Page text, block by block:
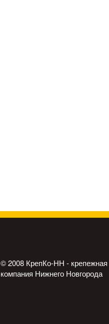
© 2008 КрепКо-НН - крепежная
компания Нижнего Новгорода